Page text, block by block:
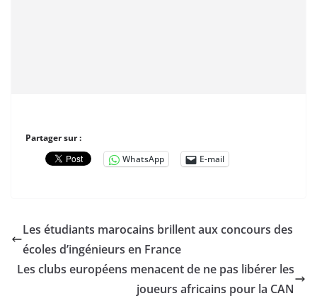
Partager sur :
WhatsApp
E-mail
Les étudiants marocains brillent aux concours des
écoles d’ingénieurs en France
Les clubs européens menacent de ne pas libérer les
joueurs africains pour la CAN